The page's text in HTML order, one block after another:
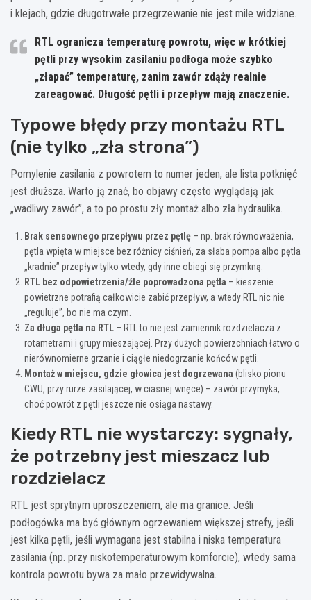
i klejach, gdzie długotrwałe przegrzewanie nie jest mile widziane.
RTL ogranicza temperaturę powrotu, więc w krótkiej
pętli przy wysokim zasilaniu podłoga może szybko
„złapać” temperaturę, zanim zawór zdąży realnie
zareagować. Długość pętli i przepływ mają znaczenie.
Typowe błędy przy montażu RTL
(nie tylko „zła strona”)
Pomylenie zasilania z powrotem to numer jeden, ale lista potknięć
jest dłuższa. Warto ją znać, bo objawy często wyglądają jak
„wadliwy zawór”, a to po prostu zły montaż albo zła hydraulika.
Brak sensownego przepływu przez pętlę – np. brak równoważenia,
pętla wpięta w miejsce bez różnicy ciśnień, za słaba pompa albo pętla
„kradnie” przepływ tylko wtedy, gdy inne obiegi się przymkną.
RTL bez odpowietrzenia/źle poprowadzona pętla – kieszenie
powietrzne potrafią całkowicie zabić przepływ, a wtedy RTL nic nie
„reguluje”, bo nie ma czym.
Za długa pętla na RTL – RTL to nie jest zamiennik rozdzielacza z
rotametrami i grupy mieszającej. Przy dużych powierzchniach łatwo o
nierównomierne grzanie i ciągłe niedogrzanie końców pętli.
Montaż w miejscu, gdzie głowica jest dogrzewana (blisko pionu
CWU, przy rurze zasilającej, w ciasnej wnęce) – zawór przymyka,
choć powrót z pętli jeszcze nie osiąga nastawy.
Kiedy RTL nie wystarczy: sygnały,
że potrzebny jest mieszacz lub
rozdzielacz
RTL jest sprytnym uproszczeniem, ale ma granice. Jeśli
podłogówka ma być głównym ogrzewaniem większej strefy, jeśli
jest kilka pętli, jeśli wymagana jest stabilna i niska temperatura
zasilania (np. przy niskotemperaturowym komforcie), wtedy sama
kontrola powrotu bywa za mało przewidywalna.